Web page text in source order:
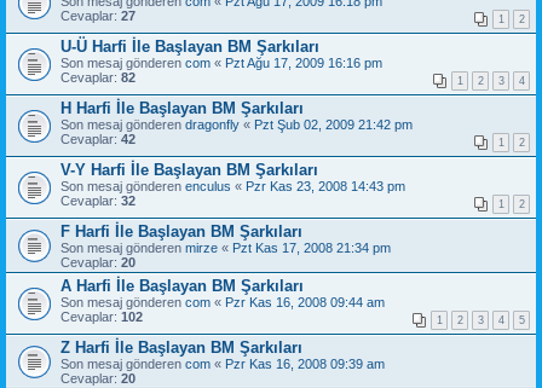
Cevaplar: 27 1 2
U-Ü Harfi İle Başlayan BM Şarkıları
Son mesaj gönderen com « Pzt Ağu 17, 2009 16:16 pm
Cevaplar: 82 1 2 3 4
H Harfi İle Başlayan BM Şarkıları
Son mesaj gönderen dragonfly « Pzt Şub 02, 2009 21:42 pm
Cevaplar: 42 1 2
V-Y Harfi İle Başlayan BM Şarkıları
Son mesaj gönderen enculus « Pzr Kas 23, 2008 14:43 pm
Cevaplar: 32 1 2
F Harfi İle Başlayan BM Şarkıları
Son mesaj gönderen mirze « Pzt Kas 17, 2008 21:34 pm
Cevaplar: 20
A Harfi İle Başlayan BM Şarkıları
Son mesaj gönderen com « Pzr Kas 16, 2008 09:44 am
Cevaplar: 102 1 2 3 4 5
Z Harfi İle Başlayan BM Şarkıları
Son mesaj gönderen com « Pzr Kas 16, 2008 09:39 am
Cevaplar: 20